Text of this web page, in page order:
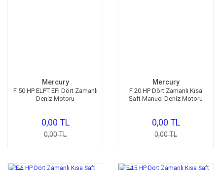
Mercury
F 50 HP ELPT EFI Dört Zamanlı
Deniz Motoru
0,00 TL
0,00 TL
Mercury
F 20 HP Dört Zamanlı Kısa
Şaft Manuel Deniz Motoru
0,00 TL
0,00 TL